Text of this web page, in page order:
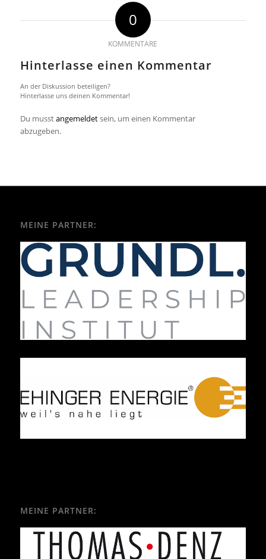
0
KOMMENTARE
Hinterlasse einen Kommentar
An der Diskussion beteiligen?
Hinterlasse uns deinen Kommentar!
Du musstangemeldetsein, um einen Kommentar
abzugeben.
MEINE PARTNER:
MEINE PARTNER: